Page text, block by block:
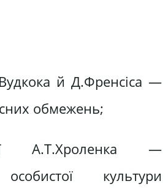
й Д.Френсіса —
обмежень;
А.Т.Хроленка —
культури